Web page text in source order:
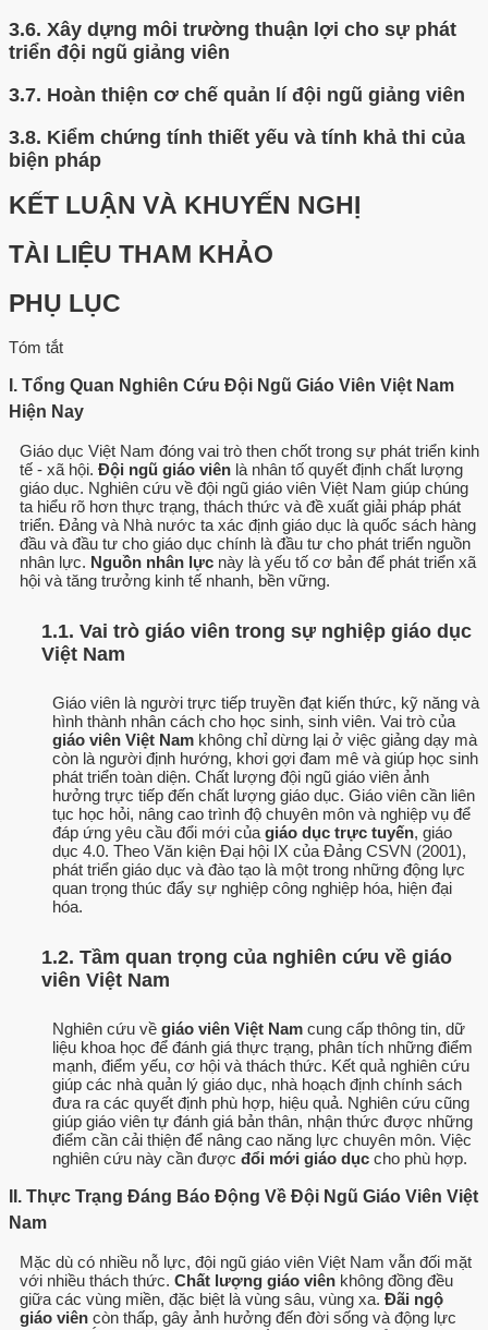
3.6. Xây dựng môi trường thuận lợi cho sự phát
triển đội ngũ giảng viên
3.7. Hoàn thiện cơ chế quản lí đội ngũ giảng viên
3.8. Kiểm chứng tính thiết yếu và tính khả thi của
biện pháp
KẾT LUẬN VÀ KHUYẾN NGHỊ
TÀI LIỆU THAM KHẢO
PHỤ LỤC
Tóm tắt
I. Tổng Quan Nghiên Cứu Đội Ngũ Giáo Viên Việt Nam
Hiện Nay
Giáo dục Việt Nam đóng vai trò then chốt trong sự phát triển kinh
tế - xã hội. Đội ngũ giáo viên là nhân tố quyết định chất lượng
giáo dục. Nghiên cứu về đội ngũ giáo viên Việt Nam giúp chúng
ta hiểu rõ hơn thực trạng, thách thức và đề xuất giải pháp phát
triển. Đảng và Nhà nước ta xác định giáo dục là quốc sách hàng
đầu và đầu tư cho giáo dục chính là đầu tư cho phát triển nguồn
nhân lực. Nguồn nhân lực này là yếu tố cơ bản để phát triển xã
hội và tăng trưởng kinh tế nhanh, bền vững.
1.1. Vai trò giáo viên trong sự nghiệp giáo dục
Việt Nam
Giáo viên là người trực tiếp truyền đạt kiến thức, kỹ năng và
hình thành nhân cách cho học sinh, sinh viên. Vai trò của
giáo viên Việt Nam không chỉ dừng lại ở việc giảng dạy mà
còn là người định hướng, khơi gợi đam mê và giúp học sinh
phát triển toàn diện. Chất lượng đội ngũ giáo viên ảnh
hưởng trực tiếp đến chất lượng giáo dục. Giáo viên cần liên
tục học hỏi, nâng cao trình độ chuyên môn và nghiệp vụ để
đáp ứng yêu cầu đổi mới của giáo dục trực tuyến, giáo
dục 4.0. Theo Văn kiện Đại hội IX của Đảng CSVN (2001),
phát triển giáo dục và đào tạo là một trong những động lực
quan trọng thúc đẩy sự nghiệp công nghiệp hóa, hiện đại
hóa.
1.2. Tầm quan trọng của nghiên cứu về giáo
viên Việt Nam
Nghiên cứu về giáo viên Việt Nam cung cấp thông tin, dữ
liệu khoa học để đánh giá thực trạng, phân tích những điểm
mạnh, điểm yếu, cơ hội và thách thức. Kết quả nghiên cứu
giúp các nhà quản lý giáo dục, nhà hoạch định chính sách
đưa ra các quyết định phù hợp, hiệu quả. Nghiên cứu cũng
giúp giáo viên tự đánh giá bản thân, nhận thức được những
điểm cần cải thiện để nâng cao năng lực chuyên môn. Việc
nghiên cứu này cần được đổi mới giáo dục cho phù hợp.
II. Thực Trạng Đáng Báo Động Về Đội Ngũ Giáo Viên Việt
Nam
Mặc dù có nhiều nỗ lực, đội ngũ giáo viên Việt Nam vẫn đối mặt
với nhiều thách thức. Chất lượng giáo viên không đồng đều
giữa các vùng miền, đặc biệt là vùng sâu, vùng xa. Đãi ngộ
giáo viên còn thấp, gây ảnh hưởng đến đời sống và động lực